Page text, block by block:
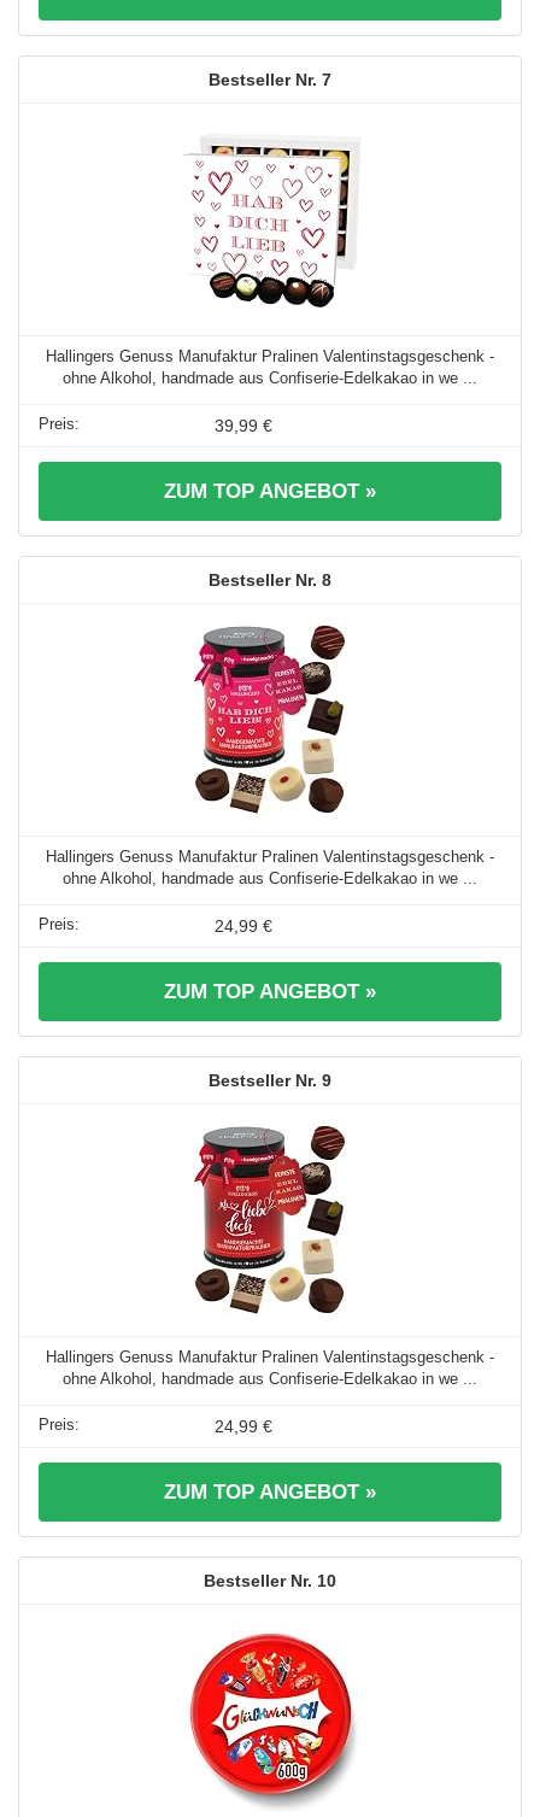
7
Hallingers Genuss Manufaktur Pralinen Valentinstagsgeschenk -
ohne Alkohol, handmade aus Confiserie-Edelkakao in we ...
39,99 €
ZUM TOP ANGEBOT »
8
Hallingers Genuss Manufaktur Pralinen Valentinstagsgeschenk -
ohne Alkohol, handmade aus Confiserie-Edelkakao in we ...
24,99 €
ZUM TOP ANGEBOT »
9
Hallingers Genuss Manufaktur Pralinen Valentinstagsgeschenk -
ohne Alkohol, handmade aus Confiserie-Edelkakao in we ...
24,99 €
ZUM TOP ANGEBOT »
10